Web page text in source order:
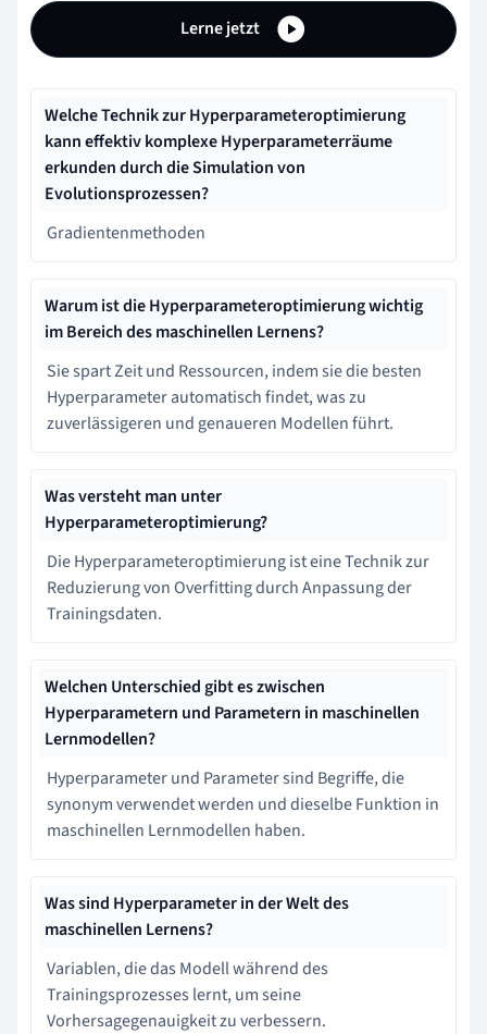
Lerne jetzt
Welche Technik zur Hyperparameteroptimierung
kann effektiv komplexe Hyperparameterräume
erkunden durch die Simulation von
Evolutionsprozessen?
Gradientenmethoden
Warum ist die Hyperparameteroptimierung wichtig
im Bereich des maschinellen Lernens?
Sie spart Zeit und Ressourcen, indem sie die besten
Hyperparameter automatisch findet, was zu
zuverlässigeren und genaueren Modellen führt.
Was versteht man unter
Hyperparameteroptimierung?
Die Hyperparameteroptimierung ist eine Technik zur
Reduzierung von Overfitting durch Anpassung der
Trainingsdaten.
Welchen Unterschied gibt es zwischen
Hyperparametern und Parametern in maschinellen
Lernmodellen?
Hyperparameter und Parameter sind Begriffe, die
synonym verwendet werden und dieselbe Funktion in
maschinellen Lernmodellen haben.
Was sind Hyperparameter in der Welt des
maschinellen Lernens?
Variablen, die das Modell während des
Trainingsprozesses lernt, um seine
Vorhersagegenauigkeit zu verbessern.